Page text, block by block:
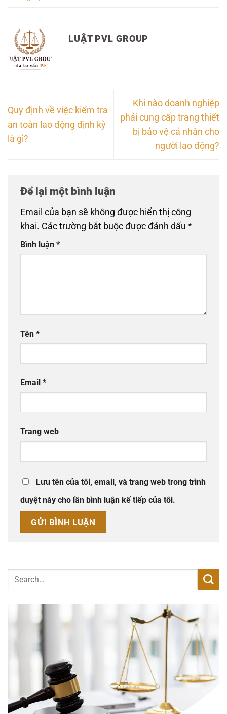
LUẬT PVL GROUP
Quy định về việc kiểm tra
an toàn lao động định kỳ
là gì?
Khi nào doanh nghiệp
phải cung cấp trang thiết
bị bảo vệ cá nhân cho
người lao động?
Để lại một bình luận
Email của bạn sẽ không được hiển thị công
khai. Các trường bắt buộc được đánh dấu *
Bình luận *
Tên *
Email *
Trang web
Lưu tên của tôi, email, và trang web trong trình
duyệt này cho lần bình luận kế tiếp của tôi.